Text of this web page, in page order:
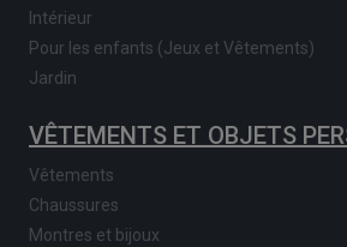
Intérieur
Pour les enfants (Jeux et Vêtements)
Jardin
VÊTEMENTS ET OBJETS
Vêtements
Chaussures
Montres et bijoux